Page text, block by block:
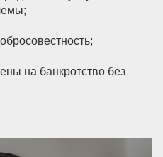
на банкротство без